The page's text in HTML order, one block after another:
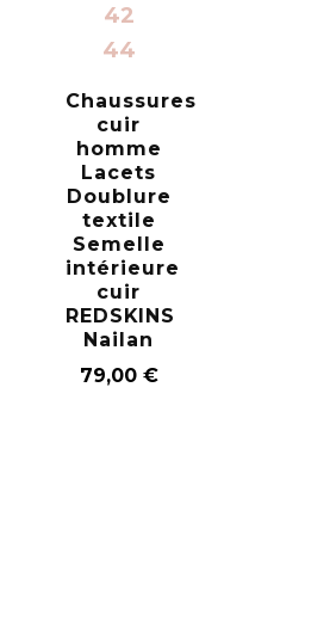
42
44
Chaussures
cuir
homme
Lacets
Doublure
textile
Semelle
intérieure
cuir
REDSKINS
Nailan
79,00 €